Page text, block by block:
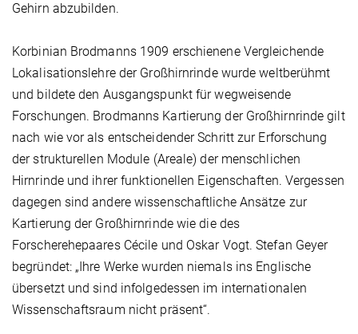
Gehirn abzubilden.
Korbinian Brodmanns 1909 erschienene Vergleichende
Lokalisationslehre der Großhirnrinde wurde weltberühmt
und bildete den Ausgangspunkt für wegweisende
Forschungen. Brodmanns Kartierung der Großhirnrinde gilt
nach wie vor als entscheidender Schritt zur Erforschung
der strukturellen Module (Areale) der menschlichen
Hirnrinde und ihrer funktionellen Eigenschaften. Vergessen
dagegen sind andere wissenschaftliche Ansätze zur
Kartierung der Großhirnrinde wie die des
Forscherehepaares Cécile und Oskar Vogt. Stefan Geyer
begründet: „Ihre Werke wurden niemals ins Englische
übersetzt und sind infolgedessen im internationalen
Wissenschaftsraum nicht präsent“.